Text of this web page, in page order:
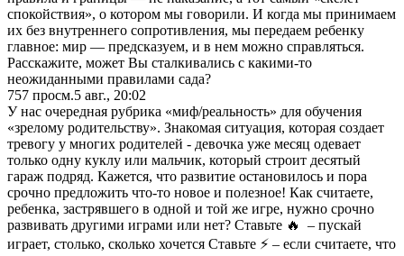
спокойствия», о котором мы говорили. И когда мы принимаем
их без внутреннего сопротивления, мы передаем ребенку
главное: мир — предсказуем, и в нем можно справляться.
Расскажите, может Вы сталкивались с какими-то
неожиданными правилами сада?
757 просм.5 авг., 20:02
У нас очередная рубрика «миф/реальность» для обучения
«зрелому родительству». Знакомая ситуация, которая создает
тревогу у многих родителей - девочка уже месяц одевает
только одну куклу или мальчик, который строит десятый
гараж подряд. Кажется, что развитие остановилось и пора
срочно предложить что-то новое и полезное! Как считаете,
ребенка, застрявшего в одной и той же игре, нужно срочно
развивать другими играми или нет? Ставьте 🔥 – пускай
играет, столько, сколько хочется Ставьте ⚡ – если считаете, что